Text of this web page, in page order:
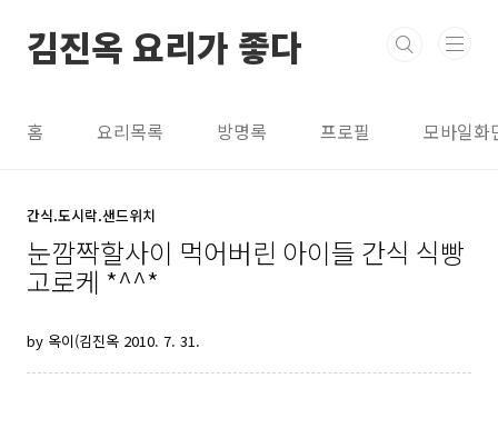
김진옥 요리가 좋다
홈 요리목록 방명록 프로필 모바일화
간식.도시락.샌드위치
눈깜짝할사이 먹어버린 아이들 간식 식빵
고로케 *^^*
by 옥이(김진옥 2010. 7. 31.